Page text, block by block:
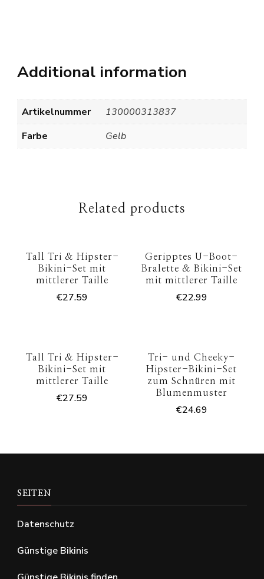
Additional information
Artikelnummer
130000313837
Farbe
Gelb
Related products
Tall Tri & Hipster-
Bikini-Set mit
mittlerer Taille
€27.59
Geripptes U-Boot-
Bralette & Bikini-Set
mit mittlerer Taille
€22.99
Tall Tri & Hipster-
Bikini-Set mit
mittlerer Taille
€27.59
Tri- und Cheeky-
Hipster-Bikini-Set
zum Schnüren mit
Blumenmuster
€24.69
SEITEN
Datenschutz
Günstige Bikinis